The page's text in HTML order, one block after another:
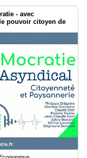
- avec
pouvoir citoyen de